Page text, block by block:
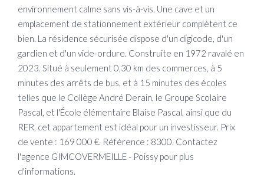
environnement calme sans vis-à-vis. Une cave et un
emplacement de stationnement extérieur complètent ce
bien. La résidence sécurisée dispose d'un digicode, d'un
gardien et d'un vide-ordure. Construite en 1972 ravalé en
2023. Situé à seulement 0,30 km des commerces, à 5
minutes des arrêts de bus, et à 15 minutes des écoles
telles que le Collège André Derain, le Groupe Scolaire
Pascal, et l'École élémentaire Blaise Pascal, ainsi que du
RER, cet appartement est idéal pour un investisseur. Prix
de vente : 169 000 €. Référence : 8300. Contactez
l'agence GIMCOVERMEILLE - Poissy pour plus
d'informations.